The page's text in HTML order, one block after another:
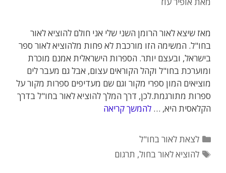
מאז שיצא לאור הרומן השני שלי אני חולם להוציא לאור
בחו"ל. המשימה הזו מורכבת לא פחות מלהוציא לאור ספר
בישראל, ובעצם יותר. הספרות הישראלית אמנם מוכרת
ומוערכת בחו"ל וקהל הקוראים עצום, אבל גם מעבר לים
מוציאים המון ספרי מקור וגם שם מעדיפים ספרות מקור על
ספרות מתורגמת.לכן, דרך המלך להוציא לאור בחו"ל בדרך
הקלאסית היא, … להמשך קריאה
קטגוריות
לצאת לאור בחו"ל
תגיות
להוציא לאור בחול, תרגום